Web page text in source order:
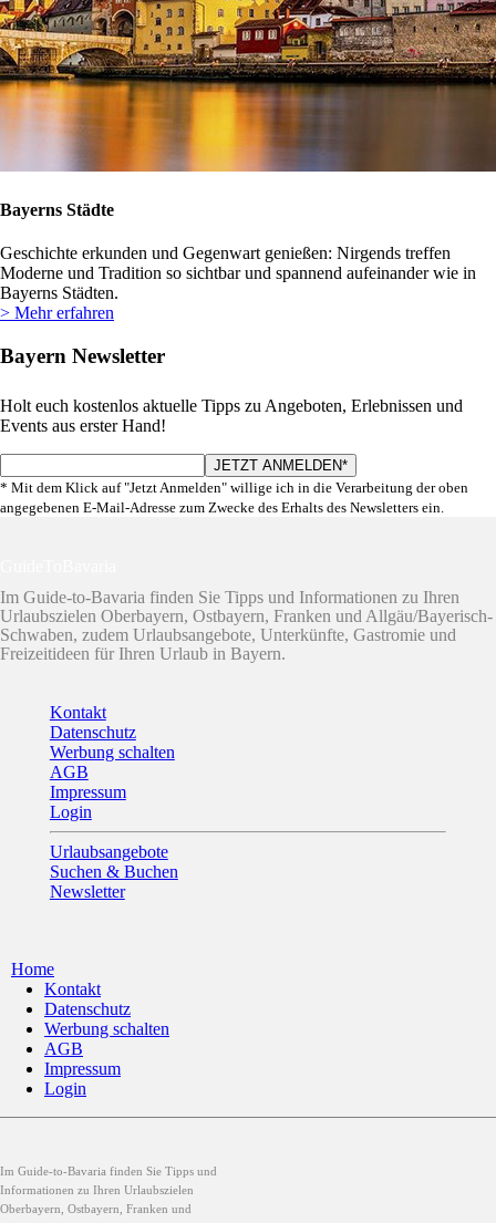
Bayerns Städte
Geschichte erkunden und Gegenwart genießen: Nirgends treffen
Moderne und Tradition so sichtbar und spannend aufeinander wie in
Bayerns Städten.
> Mehr erfahren
Bayern Newsletter
Holt euch kostenlos aktuelle Tipps zu Angeboten, Erlebnissen und
Events aus erster Hand!
* Mit dem Klick auf "Jetzt Anmelden" willige ich in die Verarbeitung der oben
angegebenen E-Mail-Adresse zum Zwecke des Erhalts des Newsletters ein.
Im Guide-to-Bavaria finden Sie Tipps und Informationen zu Ihren
Urlaubszielen Oberbayern, Ostbayern, Franken und Allgäu/Bayerisch-
Schwaben, zudem Urlaubsangebote, Unterkünfte, Gastromie und
Freizeitideen für Ihren Urlaub in Bayern.
Kontakt
Datenschutz
Werbung schalten
AGB
Impressum
Login
Urlaubsangebote
Suchen & Buchen
Newsletter
Home
Kontakt
Datenschutz
Werbung schalten
AGB
Impressum
Login
Im Guide-to-Bavaria finden Sie Tipps und
Informationen zu Ihren Urlaubszielen
Oberbayern, Ostbayern, Franken und